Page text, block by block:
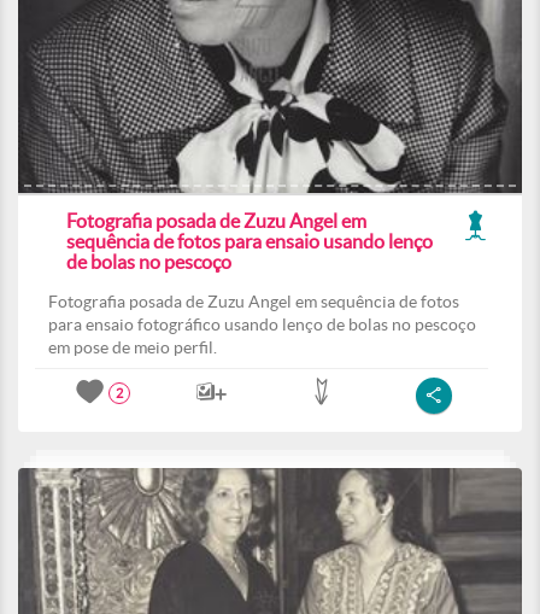
Fotografia posada de Zuzu Angel em
sequência de fotos para ensaio usando lenço
de bolas no pescoço
Fotografia posada de Zuzu Angel em sequência de fotos
para ensaio fotográfico usando lenço de bolas no pescoço
em pose de meio perfil.
2